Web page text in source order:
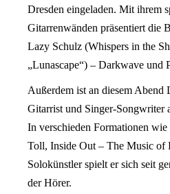
Dresden eingeladen. Mit ihrem
Gitarrenwänden präsentiert die
Lazy Schulz (Whispers in the
„Lunascape“) – Darkwave und
Außerdem ist an diesem Abend
Gitarrist und Singer-Songwriter
In verschieden Formationen
Toll, Inside Out – The Music of
Solokünstler spielt er sich seit
der Hörer.